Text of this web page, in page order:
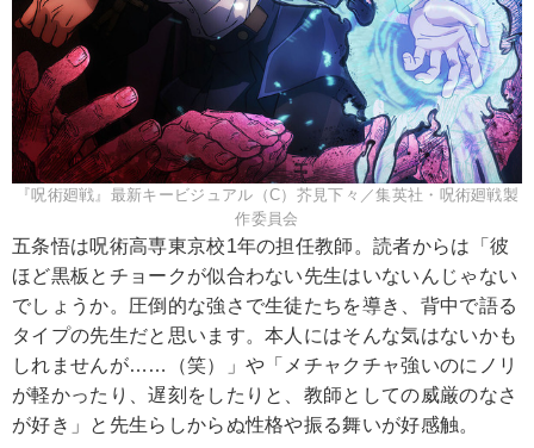
『呪術廻戦』最新キービジュアル（C）芥見下々／集英社・呪術廻戦製
作委員会
五条悟は呪術高専東京校1年の担任教師。読者からは「彼
ほど黒板とチョークが似合わない先生はいないんじゃない
でしょうか。圧倒的な強さで生徒たちを導き、背中で語る
タイプの先生だと思います。本人にはそんな気はないかも
しれませんが……（笑）」や「メチャクチャ強いのにノリ
が軽かったり、遅刻をしたりと、教師としての威厳のなさ
が好き」と先生らしからぬ性格や振る舞いが好感触。